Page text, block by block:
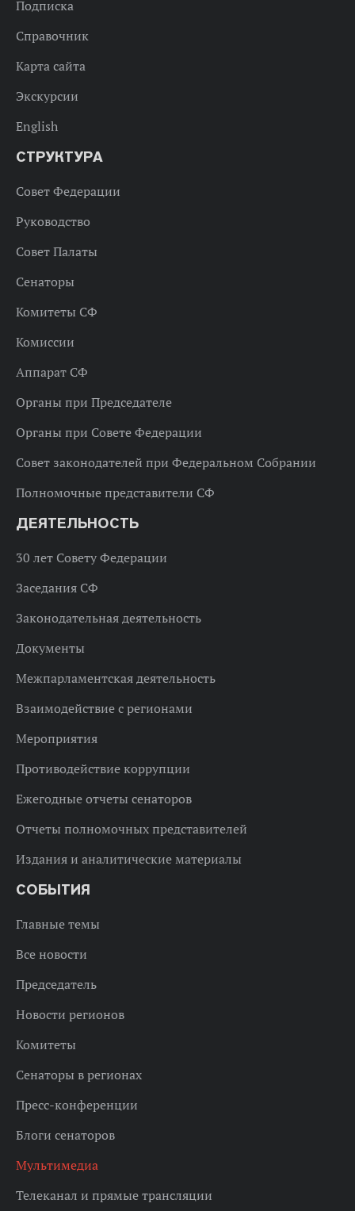
Подписка
Справочник
Карта сайта
Экскурсии
English
СТРУКТУРА
Совет Федерации
Руководство
Совет Палаты
Сенаторы
Комитеты СФ
Комиссии
Аппарат СФ
Органы при Председателе
Органы при Совете Федерации
Совет законодателей при Федеральном Собрании
Полномочные представители СФ
ДЕЯТЕЛЬНОСТЬ
30 лет Совету Федерации
Заседания СФ
Законодательная деятельность
Документы
Межпарламентская деятельность
Взаимодействие с регионами
Мероприятия
Противодействие коррупции
Ежегодные отчеты сенаторов
Отчеты полномочных представителей
Издания и аналитические материалы
СОБЫТИЯ
Главные темы
Все новости
Председатель
Новости регионов
Комитеты
Сенаторы в регионах
Пресс-конференции
Блоги сенаторов
Мультимедиа
Телеканал и прямые трансляции